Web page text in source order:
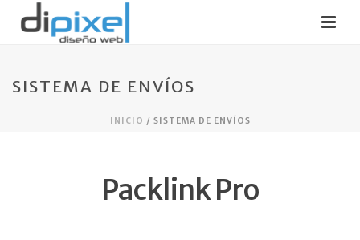
SISTEMA DE ENVÍOS
INICIO / SISTEMA DE ENVÍOS
Packlink Pro